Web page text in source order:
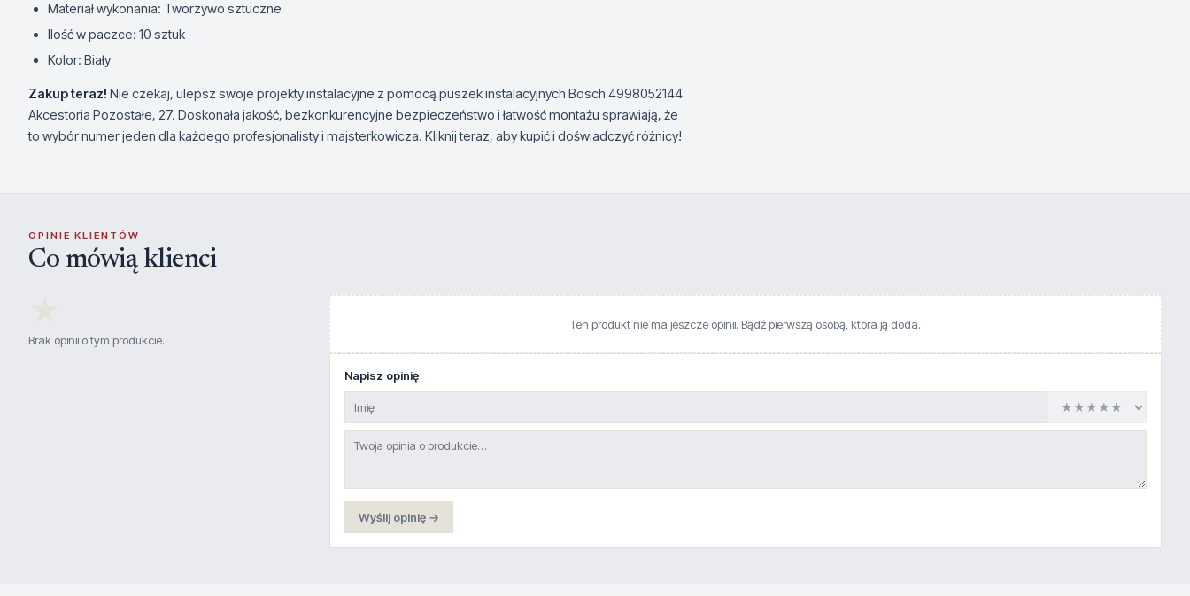
Materiał wykonania: Tworzywo sztuczne
Ilość w paczce: 10 sztuk
Kolor: Biały
Zakup teraz! Nie czekaj, ulepsz swoje projekty instalacyjne z pomocą puszek instalacyjnych Bosch 4998052144
Akcestoria Pozostałe, 27. Doskonała jakość, bezkonkurencyjne bezpieczeństwo i łatwość montażu sprawiają, że
to wybór numer jeden dla każdego profesjonalisty i majsterkowicza. Kliknij teraz, aby kupić i doświadczyć różnicy!
OPINIE KLIENTÓW
Co mówią klienci
Brak opinii o tym produkcie.
Ten produkt nie ma jeszcze opinii. Bądź pierwszą osobą, która ją doda.
Napisz opinię
Wyślij opinię →